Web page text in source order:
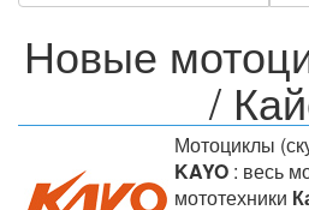
Новые
/
Мотоциклы
KAYO : весь
мототехники